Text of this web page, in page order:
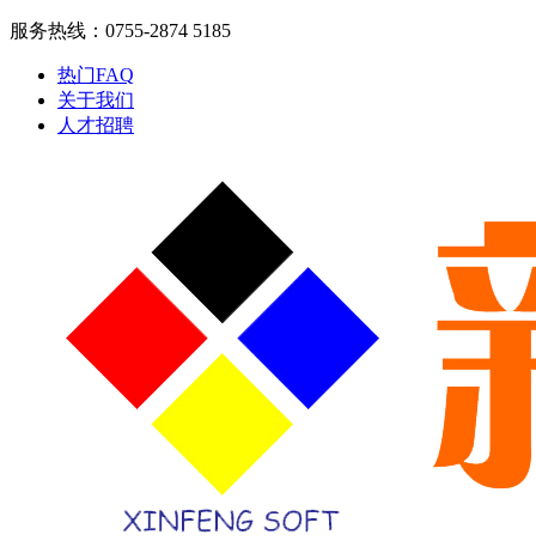
服务热线：0755-2874 5185
热门FAQ
关于我们
人才招聘